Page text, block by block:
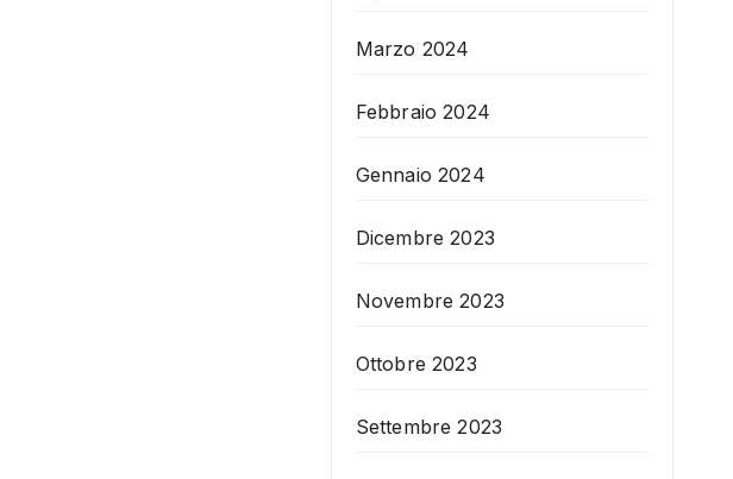
Marzo 2024
Febbraio 2024
Gennaio 2024
Dicembre 2023
Novembre 2023
Ottobre 2023
Settembre 2023